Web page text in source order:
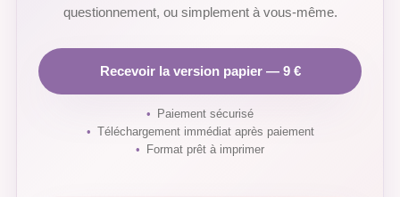
questionnement, ou simplement à vous-même.
Recevoir la version papier — 9 €
Paiement sécurisé
Téléchargement immédiat après paiement
Format prêt à imprimer